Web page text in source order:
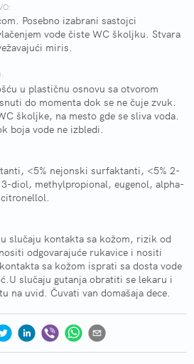
Posebno izabrani sastojci
vode čiste WC školjku. Stvara
miris.
u plastičnu osnovu sa otvorom
do momenta dok se ne čuje zvuk.
školjke, na mesto gde se sliva voda.
boja vode ne izbledi.
<5% nejonski surfaktanti, <5% 2-
diol, methylpropional, eugenol, alpha-
slučaju kontakta sa kožom, rizik od
odgovarajuće rukavice i nositi
sa kožom isprati sa dosta vode
slučaju gutanja obratiti se lekaru i
na uvid. Čuvati van domašaja dece.